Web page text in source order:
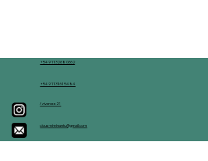
+54 9 113268 0662
+54 9 113161 5484
/viveross21
clousmiminantu@gmail.com